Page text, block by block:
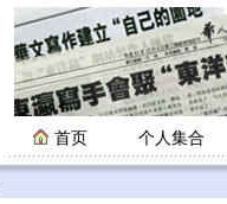
首页 个人集合